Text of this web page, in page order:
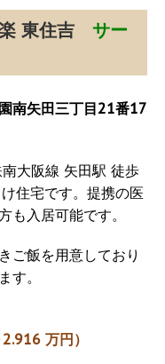
東住吉 サー
南矢田三丁目21番17
大阪線 矢田駅 徒歩
住宅です。提携の医
も入居可能です。
ご飯を用意しており
す。
万円）